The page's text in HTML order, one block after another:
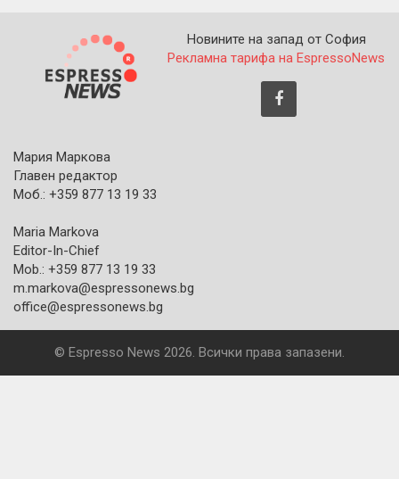
Новините на запад от София
Рекламна тарифа на EspressoNews
Мария Маркова
Главен редактор
Моб.: +359 877 13 19 33
Maria Markova
Editor-In-Chief
Mob.: +359 877 13 19 33
m.markova@espressonews.bg
office@espressonews.bg
© Espresso News 2026. Всички права запазени.